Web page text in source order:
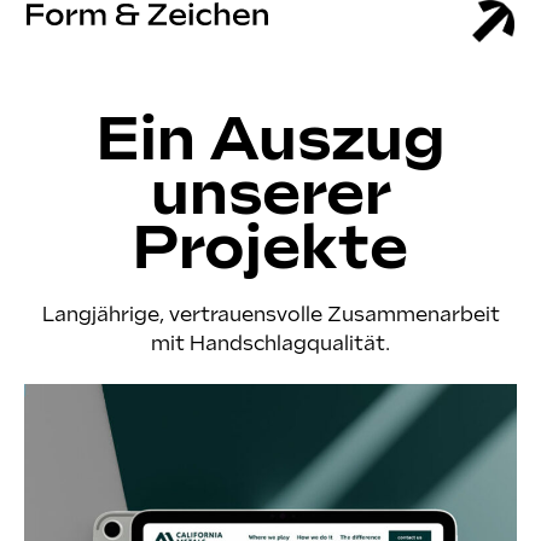
Ein Auszug
unserer
Projekte
Langjährige, vertrauensvolle Zusammenarbeit
mit Handschlagqualität.